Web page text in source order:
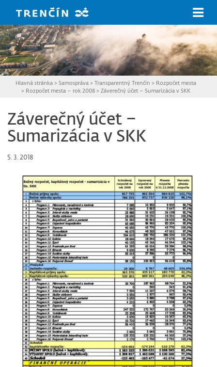
Hlavná stránka > Samospráva > Transparentný Trenčín > Rozpočet mesta
> Rozpočet mesta – rok 2008> Záverečný účet – Sumarizácia v SKK
Záverečný účet –
Sumarizácia v SKK
5. 3. 2018